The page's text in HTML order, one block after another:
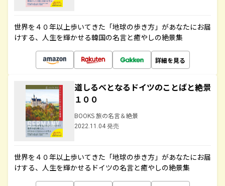
世界を４０年以上歩いてきた「地球の歩き方」があなたにお届
けする、人生を輝かせる韓国の名言と癒やしの絶景集
詳細を見る
道しるべとなるドイツのことばと絶景
１００
BOOKS 旅の名言＆絶景
2022.11.04 発売
世界を４０年以上歩いてきた「地球の歩き方」があなたにお届
けする、人生を輝かせるドイツの名言と癒やしの絶景集